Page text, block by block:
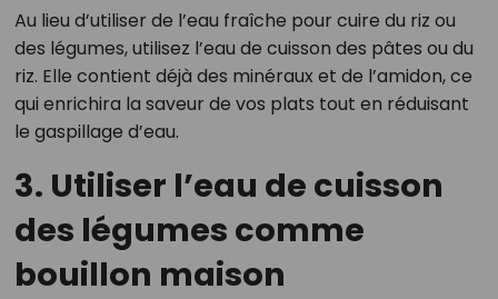
Au lieu d’utiliser de l’eau fraîche pour cuire du riz ou
des légumes, utilisez l’eau de cuisson des pâtes ou du
riz. Elle contient déjà des minéraux et de l’amidon, ce
qui enrichira la saveur de vos plats tout en réduisant
le gaspillage d’eau.
3. Utiliser l’eau de cuisson
des légumes comme
bouillon maison